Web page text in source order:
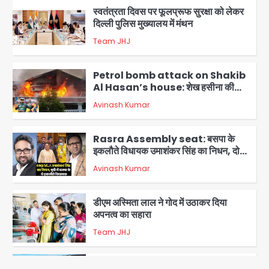
2
स्वतंत्रता दिवस पर फूलप्रूफ सुरक्षा को लेकर
दिल्ली पुलिस मुख्यालय में मंथन
Team JHJ
3
Petrol bomb attack on Shakib
Al Hasan’s house: शेख हसीना की
वर्चुअल प्रेस कॉन्फ्रेंस में जुड़ने पर भड़का
गुस्सा, शाकिब अल हसन के मगुरा स्थित घर पर
पेट्रोल बम से हमला
Avinash Kumar
4
Rasra Assembly seat: बसपा के
इकलौते विधायक उमाशंकर सिंह का निधन, दो
साल से कैंसर से जूझ रहे थे
Avinash Kumar
5
डीएम अस्मिता लाल ने गोद में उठाकर दिया
अपनत्व का सहारा
Team JHJ